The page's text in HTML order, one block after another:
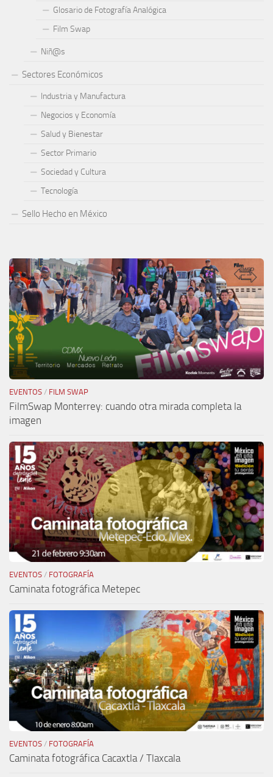
Glosario de Fotografía Analógica
Film Swap
Niñ@s
Sectores Económicos
Industria y Manufactura
Negocios y Economía
Salud y Bienestar
Sector Primario
Sociedad y Cultura
Tecnología
Sello Hecho en México
EVENTOS / FILM SWAP
FilmSwap Monterrey: cuando otra mirada completa la
imagen
EVENTOS / FOTOGRAFÍA
Caminata fotográfica Metepec
EVENTOS / FOTOGRAFÍA
Caminata fotográfica Cacaxtla / Tlaxcala